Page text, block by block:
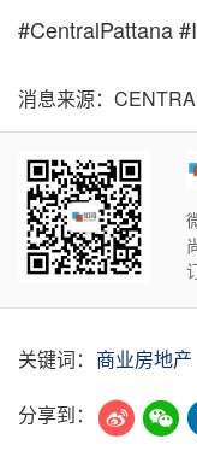
#CentralPattana
消息来源：
关键词： 商业房地产
分享到：